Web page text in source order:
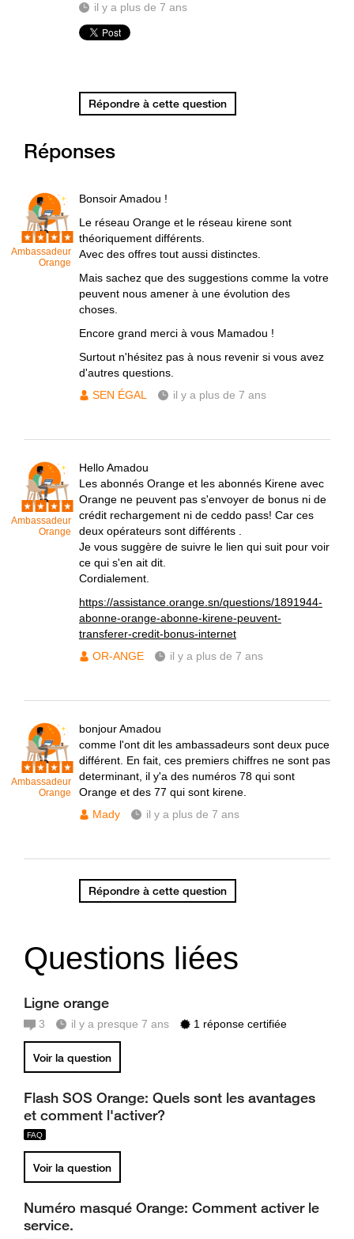
il y a plus de 7 ans
Répondre à cette question
Réponses
Ambassadeur
Orange
Bonsoir Amadou !
Le réseau Orange et le réseau kirene sont
théoriquement différents.
Avec des offres tout aussi distinctes.
Mais sachez que des suggestions comme la votre
peuvent nous amener à une évolution des
choses.
Encore grand merci à vous Mamadou !
Surtout n'hésitez pas à nous revenir si vous avez
d'autres questions.
SEN ÉGAL
il y a plus de 7 ans
Ambassadeur
Orange
Hello Amadou
Les abonnés Orange et les abonnés Kirene avec
Orange ne peuvent pas s'envoyer de bonus ni de
crédit rechargement ni de ceddo pass! Car ces
deux opérateurs sont différents .
Je vous suggère de suivre le lien qui suit pour voir
ce qui s'en ait dit.
Cordialement.
https://assistance.orange.sn/questions/1891944-
abonne-orange-abonne-kirene-peuvent-
transferer-credit-bonus-internet
OR-ANGE
il y a plus de 7 ans
Ambassadeur
Orange
bonjour Amadou
comme l'ont dit les ambassadeurs sont deux puce
différent. En fait, ces premiers chiffres ne sont pas
determinant, il y'a des numéros 78 qui sont
Orange et des 77 qui sont kirene.
Mady
il y a plus de 7 ans
Répondre à cette question
Questions liées
Ligne orange
3 il y a presque 7 ans 1 réponse certifiée
Voir la question
Flash SOS Orange: Quels sont les avantages
et comment l'activer?
Voir la question
Numéro masqué Orange: Comment activer le
service.